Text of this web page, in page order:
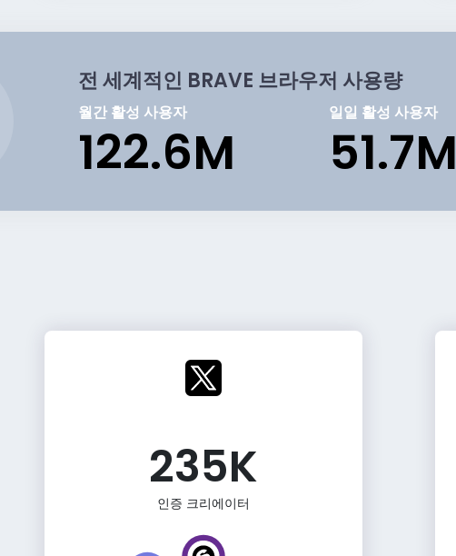
전 세계적인 BRAVE 브라우저 사용량
월간 활성 사용자
122.6M
일일 활성 사용자
51.7M
235K
인증 크리에이터